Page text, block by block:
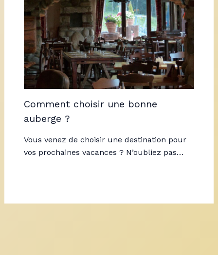
Comment choisir une bonne
auberge ?
Vous venez de choisir une destination pour
vos prochaines vacances ? N’oubliez pas…